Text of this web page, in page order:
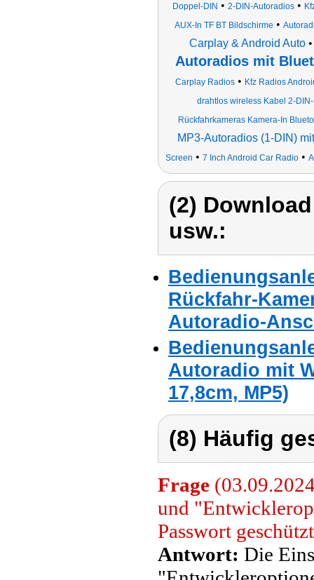
Doppel-DIN • 2-DIN-Autoradios•
AUX-In TF BT Bildschirme •
Carplay & Android Auto
Autoradios mit
Carplay Radios• Kfz Radios
drahtlos wireless Kabel 2-
Rückfahrkameras Kamera-In
MP3-Autoradios (1-DIN)
Screen • 7 Inch Android Car Radio •
(2)
usw.:
Rückfahr-
Autoradio-
Autoradio mit
17,8cm, MP5)
(8) Häufig
Frage
und
Passwort
Antwort: Die